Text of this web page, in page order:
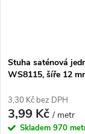
Stuha saténová
WS8115, šíře 12
3,30 Kč bez DPH
3,99 Kč/ metr
Skladem 970